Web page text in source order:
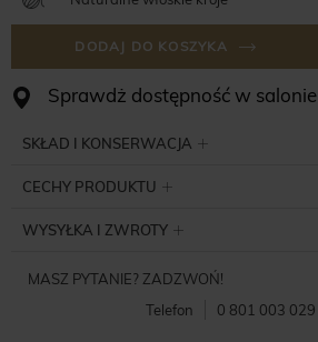
DODAJ DO KOSZYKA
Sprawdż dostępność w salonie
SKŁAD I KONSERWACJA
CECHY PRODUKTU
WYSYŁKA I ZWROTY
MASZ PYTANIE? ZADZWOŃ!
Telefon
0 801 003 029